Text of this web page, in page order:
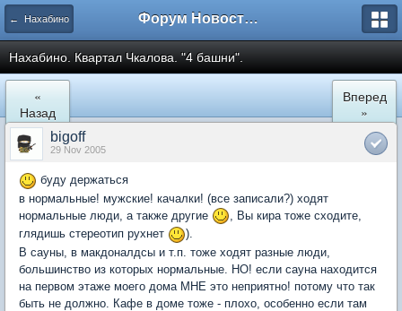
← Нахабино Форум Новостройки
Нахабино. Квартал Чкалова. "4 башни".
«
Назад
Вперед
»
bigoff
29 Nov 2005
буду держаться
в нормальные! мужские! качалки! (все записали?) ходят
нормальные люди, а также другие
, Вы кира тоже сходите,
глядишь стереотип рухнет
).
В сауны, в макдоналдсы и т.п. тоже ходят разные люди,
большинство из которых нормальные. НО! если сауна находится
на первом этаже моего дома МНЕ это неприятно! потому что так
быть не должно. Кафе в доме тоже - плохо, особенно если там